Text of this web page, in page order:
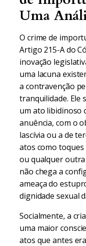
Uma
O crime de
Artigo 215-A do
inovação
uma lacuna
a contravenção
tranquilidade. Ele
um ato libidinoso
anuência, com o
lascívia ou a de
atos como
ou qualquer
não chega a
ameaça do
dignidade sexual
Socialmente, a
uma maior
atos que antes